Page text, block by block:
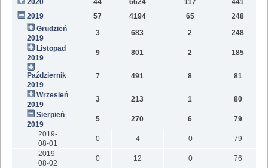
2019
57 4194 65 248
Grudzień
2019
3 683 2 248
Listopad
2019
9 801 2 185
Październik
2019
7 491 8 81
Wrzesień
2019
3 213 1 80
Sierpień
2019
5 270 6 79
2019-
08-01
0 4 0
79
2019-
08-02
0 12 0
76